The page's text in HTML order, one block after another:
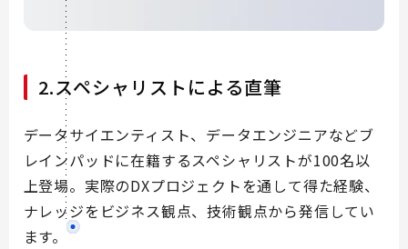
2.スペシャリストによる直筆
データサイエンティスト、データエンジニアなどブ
レインパッドに在籍するスペシャリストが100名以
上登場。実際のDXプロジェクトを通して得た経験、
ナレッジをビジネス観点、技術観点から発信してい
ます。